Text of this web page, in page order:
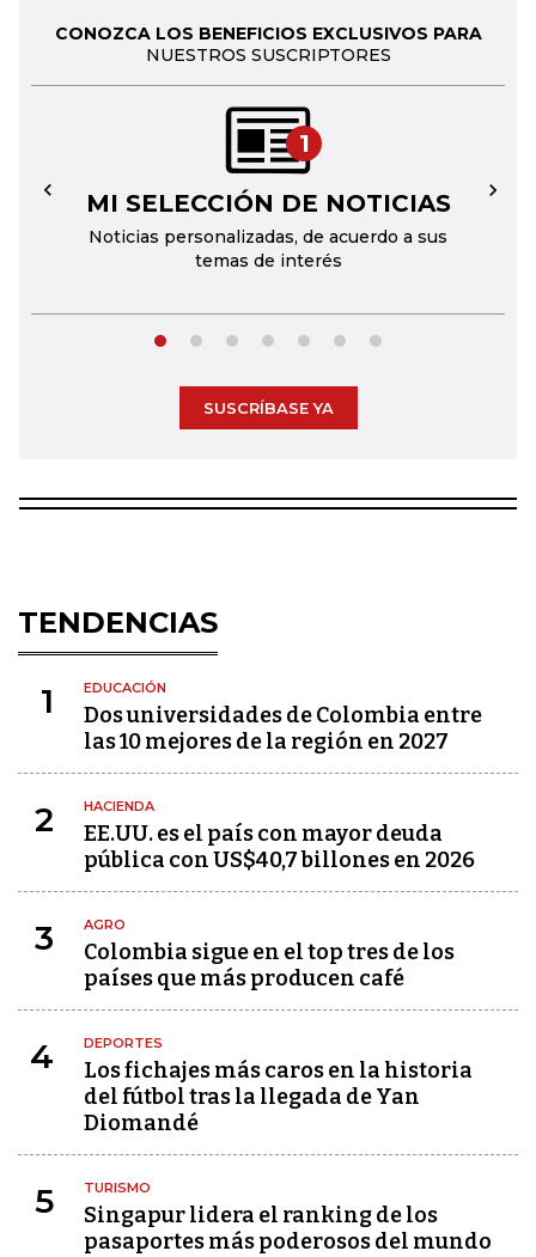
CONOZCA LOS BENEFICIOS EXCLUSIVOS PARA
NUESTROS SUSCRIPTORES
1
MI SELECCIÓN DE NOTICIAS
Noticias personalizadas, de acuerdo a sus
temas de interés
← →
SUSCRÍBASE YA
TENDENCIAS
1 EDUCACIÓN
Dos universidades de Colombia entre
las 10 mejores de la región en 2027
2 HACIENDA
EE.UU. es el país con mayor deuda
pública con US$40,7 billones en 2026
3 AGRO
Colombia sigue en el top tres de los
países que más producen café
4 DEPORTES
Los fichajes más caros en la historia
del fútbol tras la llegada de Yan
Diomandé
5 TURISMO
Singapur lidera el ranking de los
pasaportes más poderosos del mundo